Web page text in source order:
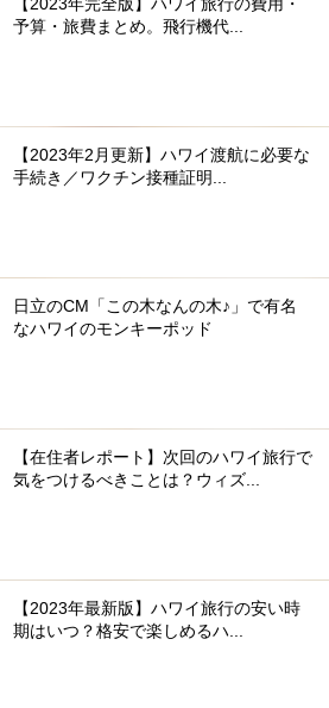
【2023年完全版】ハワイ旅行の費用・
予算・旅費まとめ。飛行機代...
【2023年2月更新】ハワイ渡航に必要な
手続き／ワクチン接種証明...
日立のCM「この木なんの木♪」で有名
なハワイのモンキーポッド
【在住者レポート】次回のハワイ旅行で
気をつけるべきことは？ウィズ...
【2023年最新版】ハワイ旅行の安い時
期はいつ？格安で楽しめるハ...